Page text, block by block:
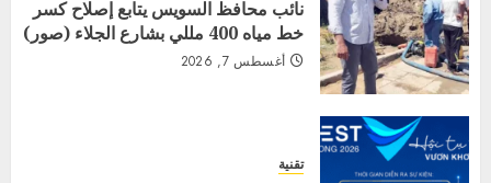
نائب محافظ السويس يتابع إصلاح كسر
خط مياه 400 مللي بشارع الجلاء (صور)
أغسطس 7, 2026
تقنية